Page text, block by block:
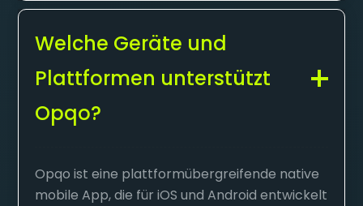
Welche Geräte und
Plattformen unterstützt
Opqo?
Opqo ist eine plattformübergreifende native
mobile App, die für iOS und Android entwickelt